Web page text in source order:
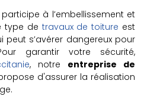
participe à l’embellissement et
type de travaux de toiture est
peut s’avérer dangereux pour
garantir votre sécurité,
, notre entreprise de
d'assurer la réalisation